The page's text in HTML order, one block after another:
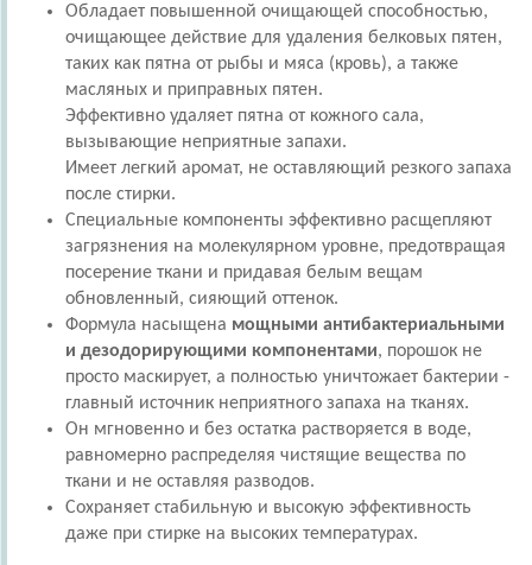
Обладает повышенной очищающей способностью,
очищающее действие для удаления белковых пятен,
таких как пятна от рыбы и мяса (кровь), а также
масляных и приправных пятен.
Эффективно удаляет пятна от кожного сала,
вызывающие неприятные запахи.
Имеет легкий аромат, не оставляющий резкого запаха
после стирки.
Специальные компоненты эффективно расщепляют
загрязнения на молекулярном уровне, предотвращая
посерение ткани и придавая белым вещам
обновленный, сияющий оттенок.
Формула насыщена мощными антибактериальными
и дезодорирующими компонентами, порошок не
просто маскирует, а полностью уничтожает бактерии -
главный источник неприятного запаха на тканях.
Он мгновенно и без остатка растворяется в воде,
равномерно распределяя чистящие вещества по
ткани и не оставляя разводов.
Сохраняет стабильную и высокую эффективность
даже при стирке на высоких температурах.